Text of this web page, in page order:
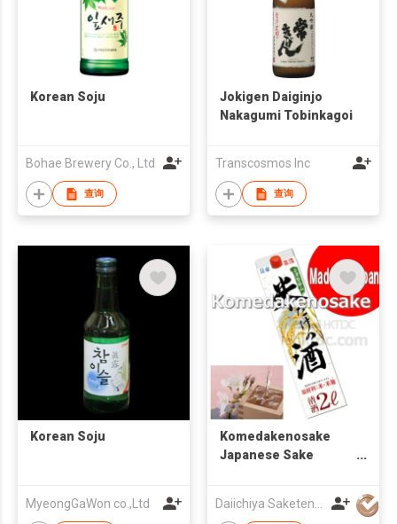
Korean Soju
Bohae Brewery Co., Ltd
查询
Jokigen Daiginjo
Nakagumi Tobinkagoi
Transcosmos Inc
查询
Korean Soju
MyeongGaWon co.,Ltd
Komedakenosake
Japanese Sake